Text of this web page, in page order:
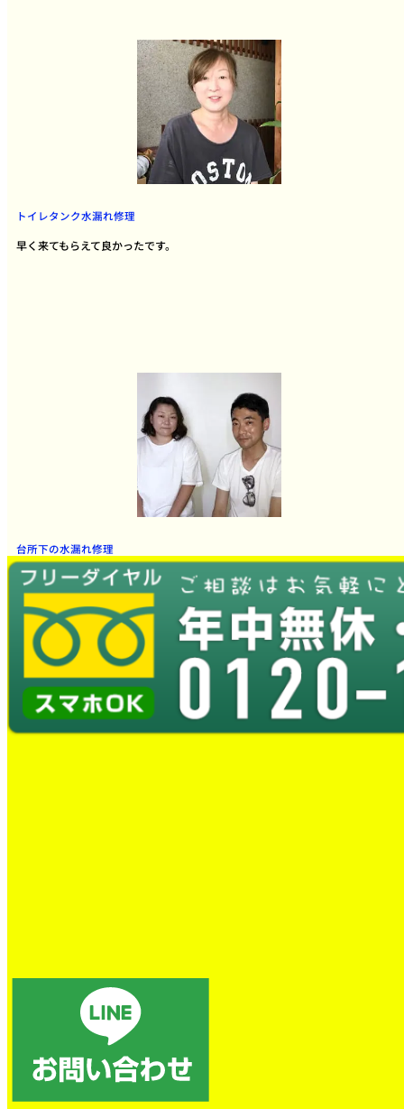
トイレタンク水漏れ修理
早く来てもらえて良かったです。
台所下の水漏れ修理
連絡して当日すぐに来ていただいて大変助かりました。